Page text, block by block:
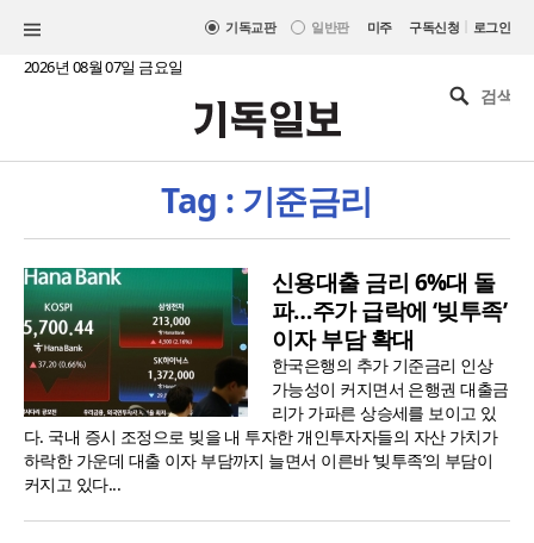
기독교판 일반판 미주 구독신청 | 로그인
2026년 08월 07일 금요일
Tag : 기준금리
신용대출 금리 6%대 돌
파…주가 급락에 ‘빚투족’
이자 부담 확대
한국은행의 추가 기준금리 인상
가능성이 커지면서 은행권 대출금
리가 가파른 상승세를 보이고 있
다. 국내 증시 조정으로 빚을 내 투자한 개인투자자들의 자산 가치가
하락한 가운데 대출 이자 부담까지 늘면서 이른바 ‘빚투족’의 부담이
커지고 있다...